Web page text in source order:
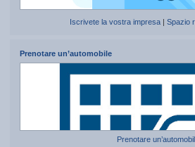
Iscrivete la vostra impresa |Spazio
Prenotare un’automobile
Prenotare